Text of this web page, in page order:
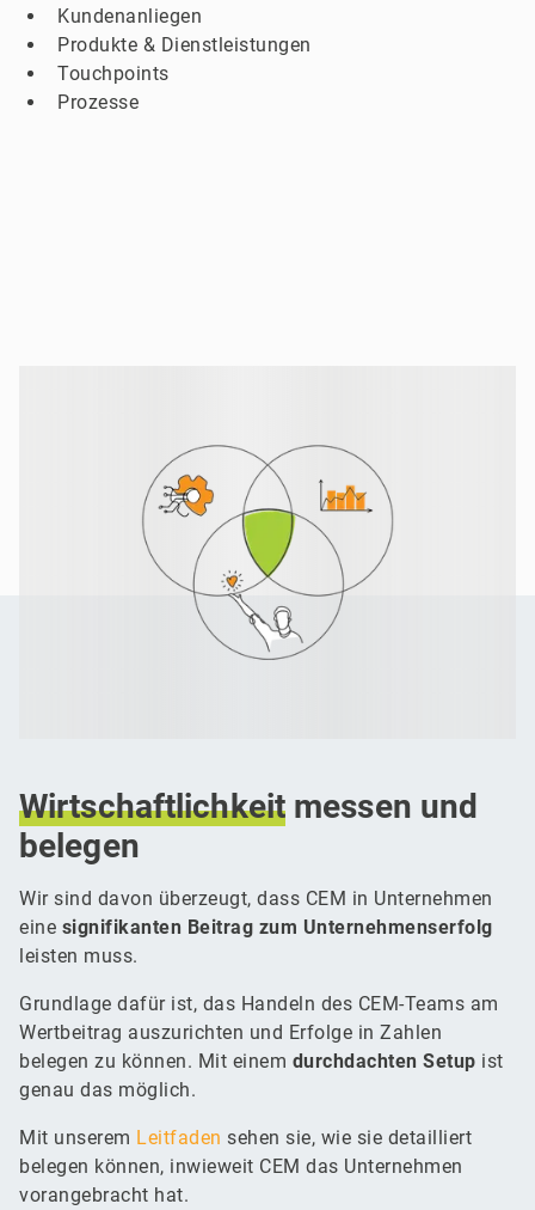
Kundenanliegen
Produkte & Dienstleistungen
Touchpoints
Prozesse
Wirtschaftlichkeitmessen und
belegen
Wir sind davon überzeugt, dass CEM in Unternehmen
eine signifikanten Beitrag zum Unternehmenserfolg
leisten muss.
Grundlage dafür ist, das Handeln des CEM-Teams am
Wertbeitrag auszurichten und Erfolge in Zahlen
belegen zu können. Mit einem durchdachten Setup ist
genau das möglich.
Mit unserem Leitfaden sehen sie, wie sie detailliert
belegen können, inwieweit CEM das Unternehmen
vorangebracht hat.